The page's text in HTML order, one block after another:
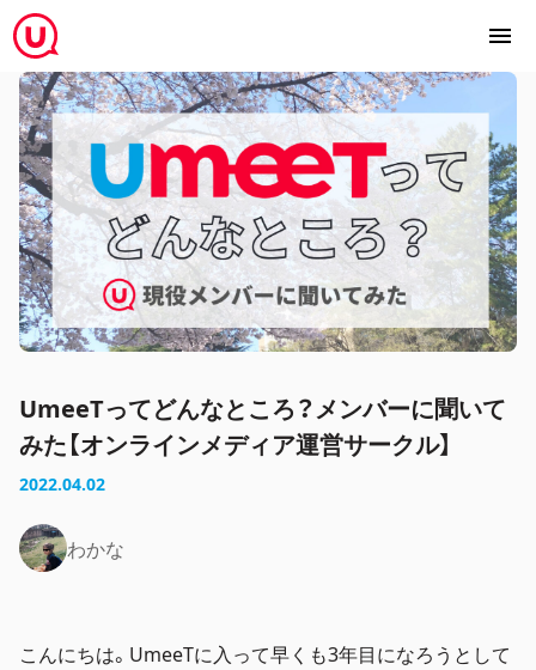
UmeeTってどんなところ？メンバーに聞いて
みた【オンラインメディア運営サークル】
2022.04.02
わかな
こんにちは。UmeeTに入って早くも3年目になろうとして